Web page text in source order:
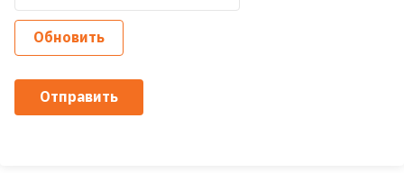
Обновить
Отправить